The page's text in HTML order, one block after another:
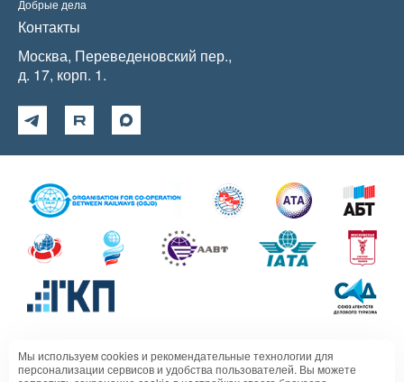
Добрые дела
Контакты
Москва, Переведеновский пер.,
д. 17, корп. 1.
Политика в отношении обработки персональных данных
Мы используем cookies и рекомендательные технологии для
персонализации сервисов и удобства пользователей. Вы можете